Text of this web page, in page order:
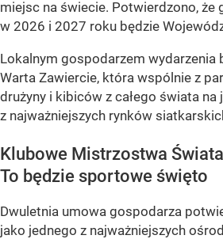
miejsc na świecie. Potwierdzono, że
w 2026 i 2027 roku będzie
Lokalnym gospodarzem wydarzenia
Warta Zawiercie, która wspólnie z
drużyny i kibiców z całego świata na
z najważniejszych rynków
Klubowe Mistrzostwa
To będzie sportowe święto
Dwuletnia umowa gospodarza
jako jednego z najważniejszych